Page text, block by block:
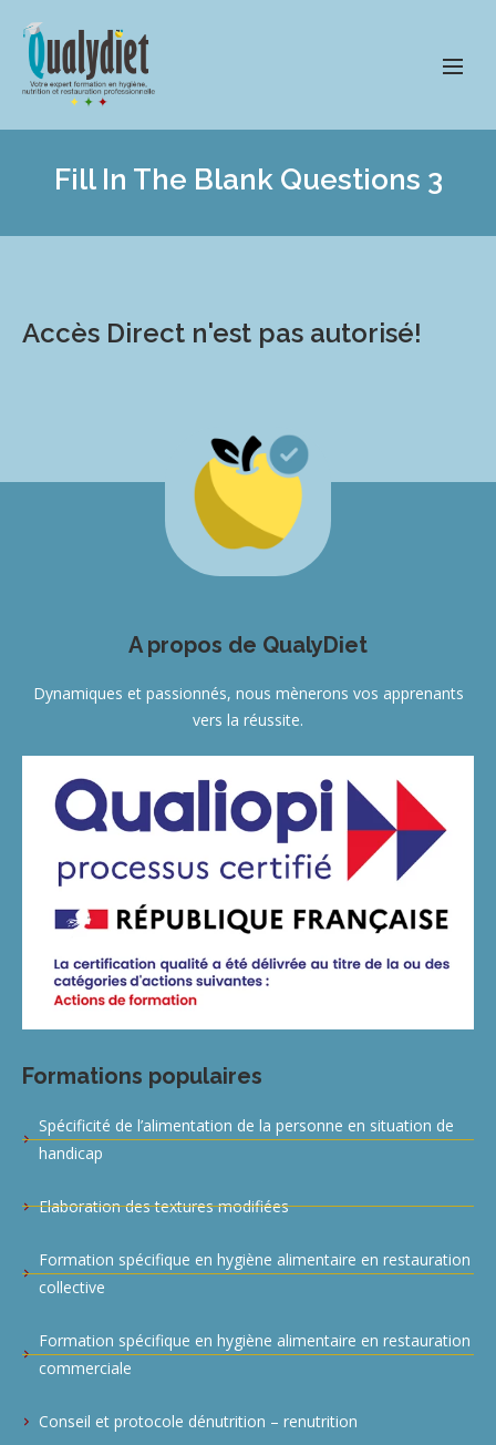
Fill In The Blank Questions 3
Accès Direct n'est pas autorisé!
A propos de QualyDiet
Dynamiques et passionnés, nous mènerons vos apprenants
vers la réussite.
Formations populaires
Spécificité de l’alimentation de la personne en situation de
handicap
Elaboration des textures modifiées
Formation spécifique en hygiène alimentaire en restauration
collective
Formation spécifique en hygiène alimentaire en restauration
commerciale
Conseil et protocole dénutrition – renutrition